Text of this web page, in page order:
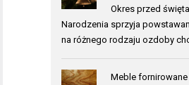
Okres przed
Narodzenia sprzyja
na różnego rodzaju ozdoby
Meble